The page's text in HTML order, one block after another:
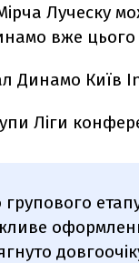
Луческу
вже
Динамо Київ
Ліги